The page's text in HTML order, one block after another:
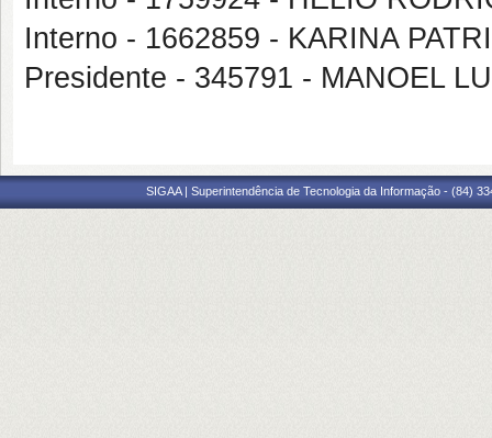
Interno - 1662859 - KARINA
Presidente - 345791 - MANOEL
SIGAA | Superintendência de Tecnologia da Informação - (84)